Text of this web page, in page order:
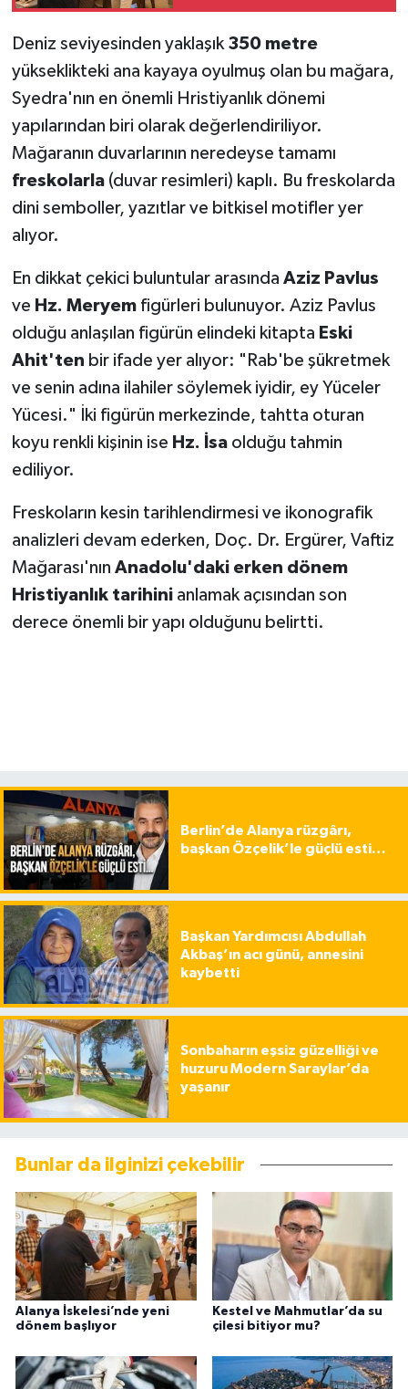
Deniz seviyesinden yaklaşık 350 metre
yükseklikteki ana kayaya oyulmuş olan bu mağara,
Syedra'nın en önemli Hristiyanlık dönemi
yapılarından biri olarak değerlendiriliyor.
Mağaranın duvarlarının neredeyse tamamı
freskolarla(duvar resimleri) kaplı. Bu freskolarda
dini semboller, yazıtlar ve bitkisel motifler yer
alıyor.
En dikkat çekici buluntular arasında Aziz Pavlus
ve Hz. Meryemfigürleri bulunuyor. Aziz Pavlus
olduğu anlaşılan figürün elindeki kitapta Eski
Ahit'ten bir ifade yer alıyor: "Rab'be şükretmek
ve senin adına ilahiler söylemek iyidir, ey Yüceler
Yücesi." İki figürün merkezinde, tahtta oturan
koyu renkli kişinin ise Hz. İsaolduğu tahmin
ediliyor.
Freskoların kesin tarihlendirmesi ve ikonografik
analizleri devam ederken, Doç. Dr. Ergürer, Vaftiz
Mağarası'nın Anadolu'daki erken dönem
Hristiyanlık tarihinianlamak açısından son
derece önemli bir yapı olduğunu belirtti.
Berlin’de Alanya rüzgârı,
başkan Özçelik’le güçlü esti…
Başkan Yardımcısı Abdullah
Akbaş’ın acı günü, annesini
kaybetti
Sonbaharın eşsiz güzelliği ve
huzuru Modern Saraylar’da
yaşanır
Bunlar da ilginizi çekebilir
Alanya İskelesi’nde yeni
dönem başlıyor
Kestel ve Mahmutlar’da su
çilesi bitiyor mu?